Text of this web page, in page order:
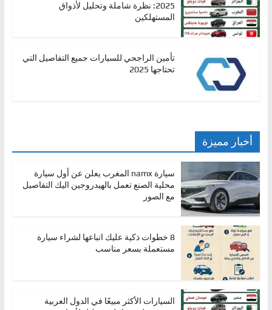
2025: نظرة شاملة وتحليل لأذواق
المستهلكين
تأمين الراجحي للسيارات جميع التفاصيل التي
تحتاجها 2025
أخبار مميزة
سيارة namx المغرب يعلن عن أول سيارة
محلية الصنع تعمل بالهيدروجين اليك التفاصيل
مع الصور
8 خطوات ذكية عليك اتباعها لشراء سيارة
مستعملة بسعر مناسب
السيارات الأكثر مبيعًا في الدول العربية